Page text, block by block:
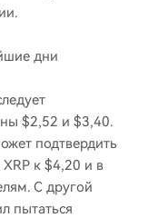
дни
$2,52 и $3,40.
подтвердить
к $4,20 и в
С другой
пытаться